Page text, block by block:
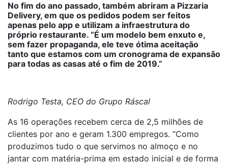
No fim do ano passado, também abriram a Pizzaria
Delivery, em que os pedidos podem ser feitos
apenas pelo app e utilizam a infraestrutura do
próprio restaurante. “É um modelo bem enxuto e,
sem fazer propaganda, ele teve ótima aceitação
tanto que estamos com um cronograma de expansão
para todas as casas até o fim de 2019.”
Rodrigo Testa, CEO do Grupo Ráscal
As 16 operações recebem cerca de 2,5 milhões de
clientes por ano e geram 1.300 empregos. “Como
produzimos tudo o que servimos no almoço e no
jantar com matéria-prima em estado inicial e de forma